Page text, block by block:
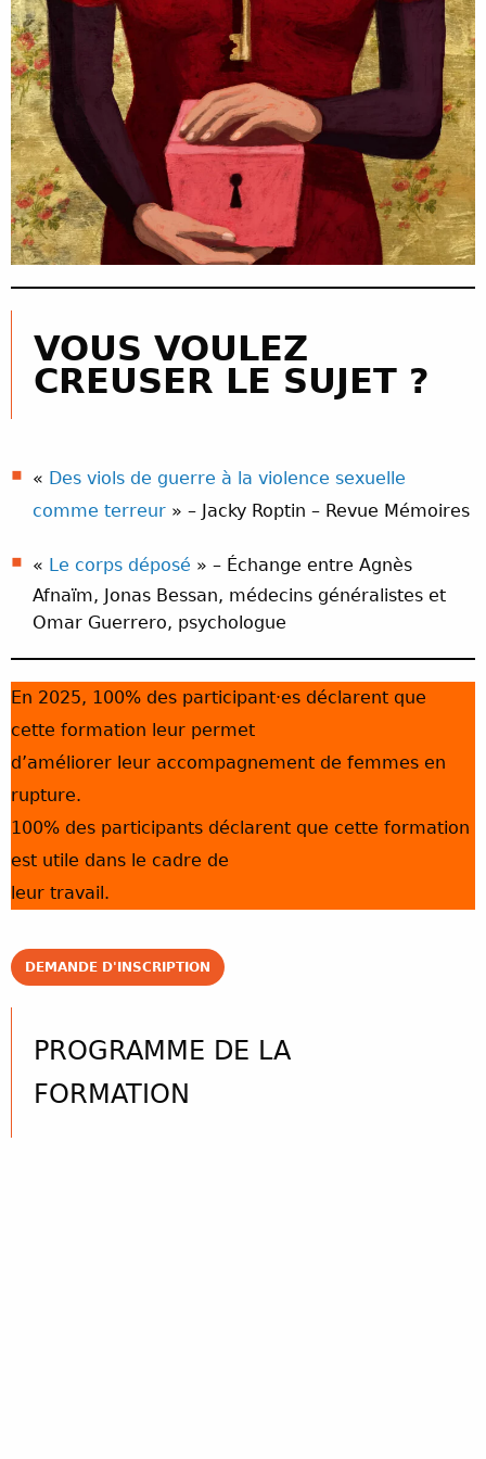
VOUS VOULEZ
CREUSER LE SUJET ?
« Des viols de guerre à la violence sexuelle
comme terreur » – Jacky Roptin – Revue Mémoires
« Le corps déposé » – Échange entre Agnès
Afnaïm, Jonas Bessan, médecins généralistes et
Omar Guerrero, psychologue
En 2025, 100% des participant·es déclarent que
cette formation leur permet
d’améliorer leur accompagnement de femmes en
rupture.
100% des participants déclarent que cette formation
est utile dans le cadre de
leur travail.
DEMANDE D'INSCRIPTION
PROGRAMME DE LA
FORMATION